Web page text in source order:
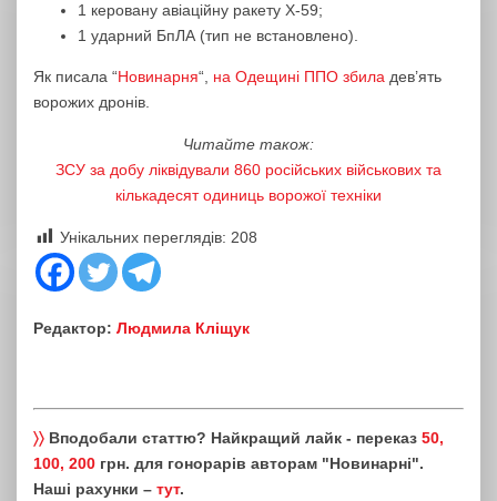
1 керовану авіаційну ракету Х-59;
1 ударний БпЛА (тип не встановлено).
Як писала “Новинарня“, на Одещині ППО збила дев’ять
ворожих дронів.
Читайте також:
ЗСУ за добу ліквідували 860 російських військових та
кількадесят одиниць ворожої техніки
Унікальних переглядів: 208
Редактор: Людмила Кліщук
〉〉 Вподобали статтю? Найкращий лайк - переказ 50,
100, 200 грн. для гонорарів авторам "Новинарні".
Наші рахунки – тут.